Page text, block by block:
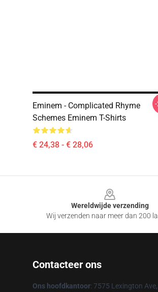
Eminem - Complicated Rhyme
Schemes Eminem T-Shirts
€ 24,38 - € 28,06
Wereldwijde verzending
Wij verzenden naar meer dan 200
Contacteer ons
Ons hoofdkantoor: 7575 Lexington